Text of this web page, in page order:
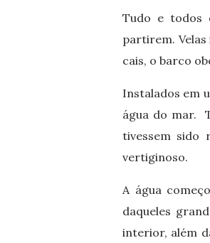
Tudo e todos
partirem.
cais, o barco
Instalados em
água do mar.
tivessem sido
vertiginoso.
A água
daqueles
interior, além